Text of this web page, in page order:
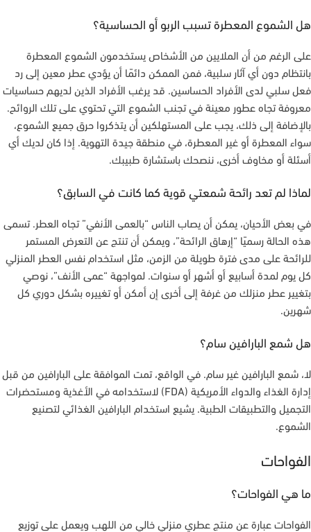
هل الشموع المعطرة تسبب الربو أو الحساسية؟
على الرغم من أن الملايين من الأشخاص يستخدمون الشموع المعطرة
بانتظام دون أي آثار سلبية، فمن الممكن دائمًا أن يؤدي عطر معين إلى رد
فعل سلبي لدى الأفراد الحساسين. قد يرغب الأفراد الذين لديهم حساسيات
معروفة تجاه عطور معينة في تجنب الشموع التي تحتوي على تلك الروائح.
بالإضافة إلى ذلك، يجب على المستهلكين أن يتذكروا حرق جميع الشموع،
سواء المعطرة أو غير المعطرة، في منطقة جيدة التهوية. إذا كان لديك أي
أسئلة أو مخاوف أخرى، ننصحك باستشارة طبيبك.
لماذا لم تعد رائحة شمعتي قوية كما كانت في السابق؟
في بعض الأحيان، يمكن أن يصاب الناس “بالعمى الأنفي” تجاه العطر. تسمى
هذه الحالة رسميًا “إرهاق الرائحة”، ويمكن أن تنتج عن التعرض المستمر
للرائحة على مدى فترة طويلة من الزمن، مثل استخدام نفس العطر المنزلي
كل يوم لمدة أسابيع أو أشهر أو سنوات. لمواجهة “عمى الأنف”، نوصي
بتغيير عطر منزلك من غرفة إلى أخرى إن أمكن أو تغييره بشكل دوري كل
شهرين.
هل شمع البارافين سام؟
لا، شمع البارافين غير سام. في الواقع، تمت الموافقة على البارافين من قبل
إدارة الغذاء والدواء الأمريكية (FDA) لاستخدامه في الأغذية ومستحضرات
التجميل والتطبيقات الطبية. يشيع استخدام البارافين الغذائي لتصنيع
الشموع.
الفواحات
ما هي الفواحات؟
الفواحات عبارة عن منتج عطري منزلي خالي من اللهب ويعمل على توزيع